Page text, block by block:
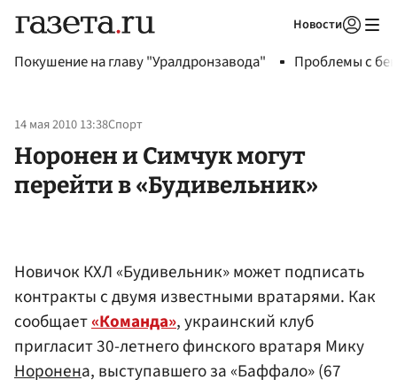
Новости
Покушение на главу "Уралдронзавода" Проблемы с
14 мая 2010 13:38Спорт
Норонен и Симчук могут
перейти в «Будивельник»
Новичок КХЛ «Будивельник» может подписать
контракты с двумя известными вратарями. Как
сообщает«Команда», украинский клуб
пригласит 30-летнего финского вратаря Мику
Норонена, выступавшего за «Баффало» (67